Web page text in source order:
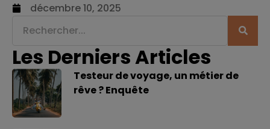
décembre 10, 2025
Les Derniers Articles
Testeur de voyage, un métier de
rêve ? Enquête